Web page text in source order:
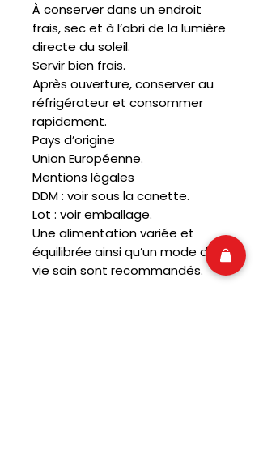
À conserver dans un endroit
frais, sec et à l’abri de la lumière
directe du soleil.
Servir bien frais.
Après ouverture, conserver au
réfrigérateur et consommer
rapidement.
Pays d’origine
Union Européenne.
Mentions légales
DDM : voir sous la canette.
Lot : voir emballage.
Une alimentation variée et
équilibrée ainsi qu’un mode de
vie sain sont recommandés.